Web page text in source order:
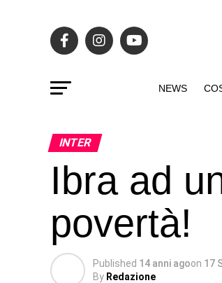
NEWS
INTER
Ibra ad
povertà!
Published 14 anni agoon 17
By Redazione